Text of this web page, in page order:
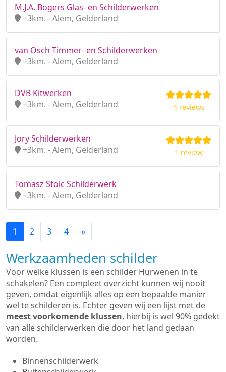
M.J.A. Bogers Glas- en Schilderwerken
+3km. - Alem, Gelderland
van Osch Timmer- en Schilderwerken
+3km. - Alem, Gelderland
DVB Kitwerken
+3km. - Alem, Gelderland
4 reviews
Jory Schilderwerken
+3km. - Alem, Gelderland
1 review
Tomasz Stolc Schilderwerk
+3km. - Alem, Gelderland
1 2 3 4 »
Werkzaamheden schilder
Voor welke klussen is een schilder Hurwenen in te
schakelen? Een compleet overzicht kunnen wij nooit
geven, omdat eigenlijk alles op een bepaalde manier
wel te schilderen is. Echter geven wij een lijst met de
meest voorkomende klussen, hierbij is wel 90% gedekt
van alle schilderwerken die door het land gedaan
worden.
Binnenschilderwerk